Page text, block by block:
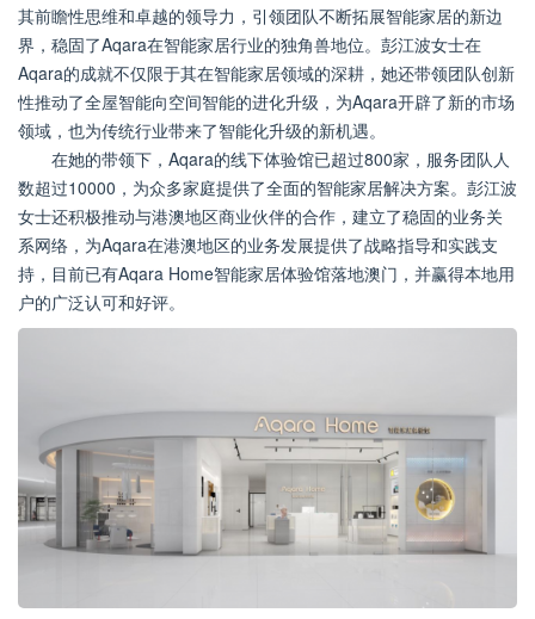
其前瞻性思维和卓越的领导力，引领团队不断拓展智能家居的新边
界，稳固了Aqara在智能家居行业的独角兽地位。彭江波女士在
Aqara的成就不仅限于其在智能家居领域的深耕，她还带领团队创新
性推动了全屋智能向空间智能的进化升级，为Aqara开辟了新的市场
领域，也为传统行业带来了智能化升级的新机遇。
在她的带领下，Aqara的线下体验馆已超过800家，服务团队人
数超过10000，为众多家庭提供了全面的智能家居解决方案。彭江波
女士还积极推动与港澳地区商业伙伴的合作，建立了稳固的业务关
系网络，为Aqara在港澳地区的业务发展提供了战略指导和实践支
持，目前已有Aqara Home智能家居体验馆落地澳门，并赢得本地用
户的广泛认可和好评。